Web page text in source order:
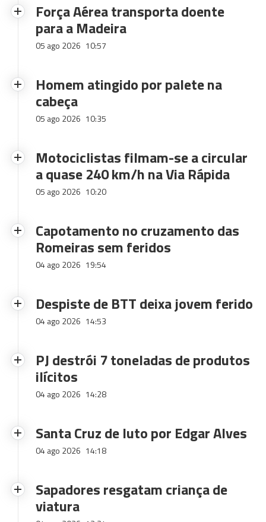
Força Aérea transporta doente
para a Madeira
05 ago 2026 10:57
Homem atingido por palete na
cabeça
05 ago 2026 10:35
Motociclistas filmam-se a circular
a quase 240 km/h na Via Rápida
05 ago 2026 10:20
Capotamento no cruzamento das
Romeiras sem feridos
04 ago 2026 19:54
Despiste de BTT deixa jovem ferido
04 ago 2026 14:53
PJ destrói 7 toneladas de produtos
ilícitos
04 ago 2026 14:28
Santa Cruz de luto por Edgar Alves
04 ago 2026 14:18
Sapadores resgatam criança de
viatura